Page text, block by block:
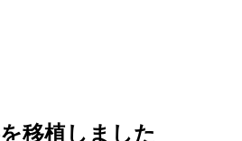
移植しました